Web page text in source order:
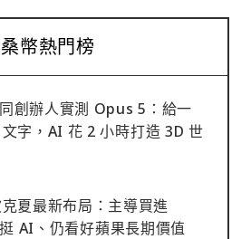
桑幣熱門榜
創辦人實測 Opus 5：給一
字，AI 花 2 小時打造 3D 世
夏最新布局：主導買進
AI、仍看好蘋果長期價值